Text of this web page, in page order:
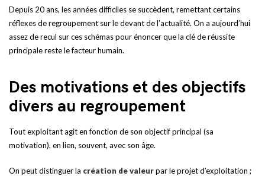
Depuis 20 ans, les années difficiles se succèdent, remettant certains
réflexes de regroupement sur le devant de l’actualité. On a aujourd’hui
assez de recul sur ces schémas pour énoncer que la clé de réussite
principale reste le facteur humain.
Des motivations et des objectifs
divers au regroupement
Tout exploitant agit en fonction de son objectif principal (sa
motivation), en lien, souvent, avec son âge.
On peut distinguer la création de valeurpar le projet d’exploitation ;